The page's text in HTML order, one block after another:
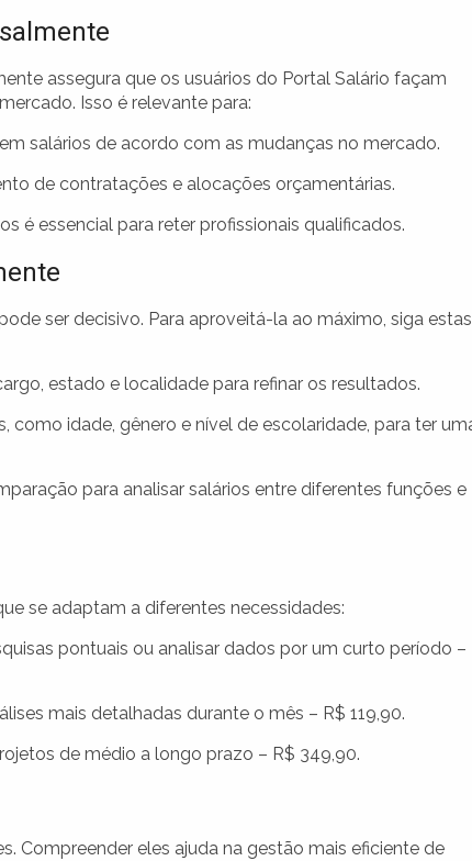
assegura que os usuários do Portal Salário façam
Isso é relevante para:
salários de acordo com as mudanças no mercado.
de contratações e alocações orçamentárias.
é essencial para reter profissionais qualificados.
ser decisivo. Para aproveitá-la ao máximo, siga estas
estado e localidade para refinar os resultados.
como idade, gênero e nível de escolaridade, para ter
para analisar salários entre diferentes funções e
se adaptam a diferentes necessidades:
pontuais ou analisar dados por um curto período –
mais detalhadas durante o mês – R$ 119,90.
de médio a longo prazo – R$ 349,90.
Compreender eles ajuda na gestão mais eficiente de